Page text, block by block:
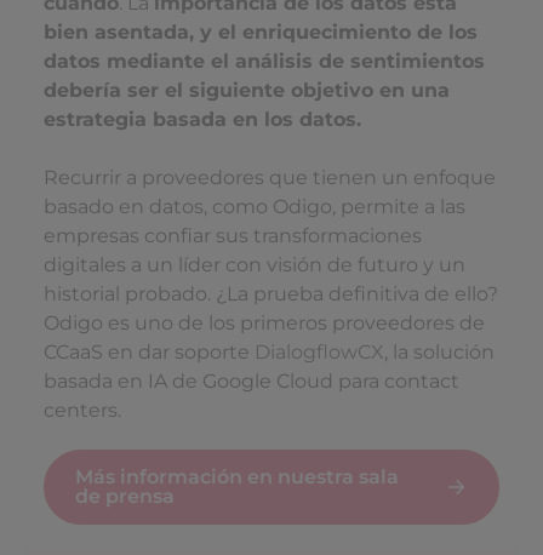
bien asentada, y el enriquecimiento de los
datos mediante el análisis de sentimientos
debería ser el siguiente objetivo en una
estrategia basada en los datos.
Recurrir a proveedores que tienen un enfoque
basado en datos, como Odigo, permite a las
empresas confiar sus transformaciones
digitales a un líder con visión de futuro y un
historial probado. ¿La prueba definitiva de ello?
Odigo es uno de los primeros proveedores de
CCaaS en dar soporte DialogflowCX, la solución
basada en IA de Google Cloud para contact
centers.
Más información en nuestra sala
de prensa